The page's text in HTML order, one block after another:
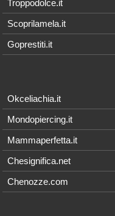
Troppodolce.it
Scoprilamela.it
Goprestiti.it
Okceliachia.it
Mondopiercing.it
Mammaperfetta.it
Chesignifica.net
Chenozze.com